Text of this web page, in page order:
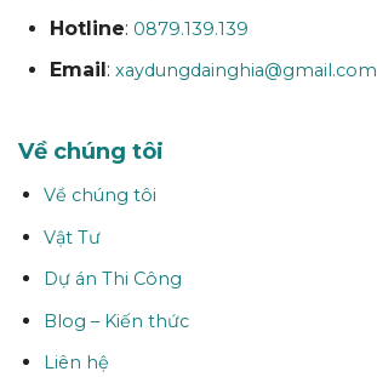
Hotline: 0879.139.139
Email : xaydungdainghia@gmail.com
Về chúng tôi
Về chúng tôi
Vật Tư
Dự án Thi Công
Blog – Kiến thức
Liên hệ